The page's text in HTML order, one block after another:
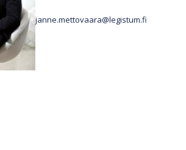
janne.mettovaara@legistum.fi